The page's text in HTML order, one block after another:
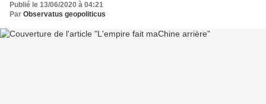
Publié le 13/06/2020 à 04:21
Par Observatus geopoliticus